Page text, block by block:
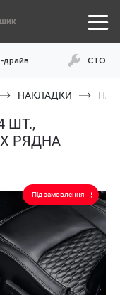
драйв СТО
НАКЛАДКИ
ШТ.,
Х РЯДНА
Під замовлення